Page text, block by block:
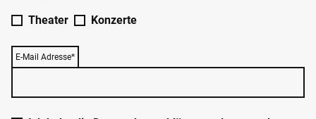
Theater Konzerte
E-Mail Adresse*